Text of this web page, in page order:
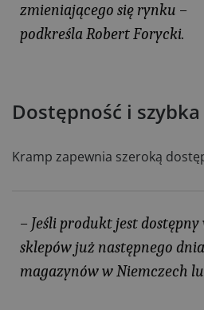
zmieniającego się rynku –
podkreśla Robert Forycki​.
Dostępność i
Kramp zapewnia szeroką
– Jeśli produkt jest
sklepów już następnego
magazynów w Niemczech